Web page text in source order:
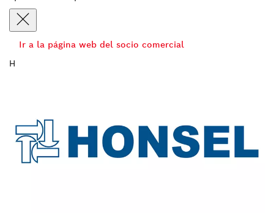
Ir a la página web del socio comercial
H